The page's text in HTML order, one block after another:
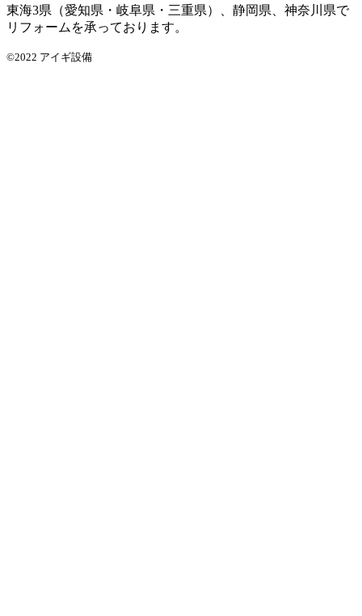
東海3県（愛知県・岐阜県・三重県）、静岡県、神奈川県で
リフォームを承っております。
©2022 アイギ設備